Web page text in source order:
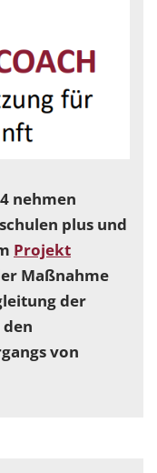
nehmen
plus und
Projekt
Maßnahme
der
von